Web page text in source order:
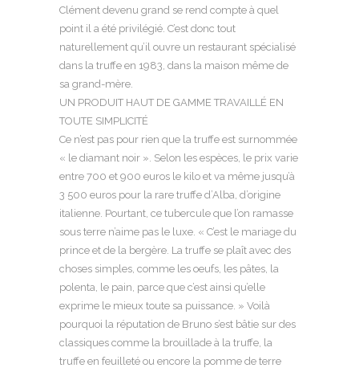
Clément devenu grand se rend compte à quel
point il a été privilégié. C’est donc tout
naturellement qu’il ouvre un restaurant spécialisé
dans la truffe en 1983, dans la maison même de
sa grand-mère.
UN PRODUIT HAUT DE GAMME TRAVAILLÉ EN
TOUTE SIMPLICITÉ
Ce n’est pas pour rien que la truffe est surnommée
« le diamant noir ». Selon les espèces, le prix varie
entre 700 et 900 euros le kilo et va même jusqu’à
3 500 euros pour la rare truffe d’Alba, d’origine
italienne. Pourtant, ce tubercule que l’on ramasse
sous terre n’aime pas le luxe. « C’est le mariage du
prince et de la bergère. La truffe se plaît avec des
choses simples, comme les oeufs, les pâtes, la
polenta, le pain, parce que c’est ainsi qu’elle
exprime le mieux toute sa puissance. » Voilà
pourquoi la réputation de Bruno s’est bâtie sur des
classiques comme la brouillade à la truffe, la
truffe en feuilleté ou encore la pomme de terre